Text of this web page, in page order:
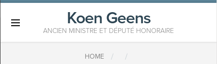
Koen Geens
ANCIEN MINISTRE ET DÉPUTÉ HONORAIRE
HOME / /